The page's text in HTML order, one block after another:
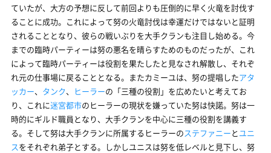
ていたが、大方の予想に反して前回よりも圧倒的に早く火竜を討伐す
ることに成功。これによって努の火竜討伐は幸運だけではないと証明
されることとなり、彼らの戦いぶりを大手クランも注目し始める。今
までの臨時パーティーは努の悪名を晴らすためのものだったが、これ
によって臨時パーティーは役割を果たしたと見なされ解散し、それぞ
れ元の仕事場に戻ることとなる。またカミーユは、努の提唱したアタ
ッカー、 タンク、 ヒーラーの「三種の役割」を広めたいと考えてお
り、これに迷宮都市のヒーラーの現状を嫌っていた努は快諾。努は一
時的にギルド職員となり、大手クランを中心に三種の役割を講義す
る。そして努は大手クランに所属するヒーラーのステファニーとユニ
スをそれぞれ弟子とする。しかしユニスは努を低レベルと見下し、努